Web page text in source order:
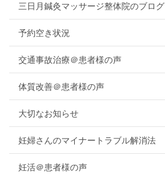
三日月鍼灸マッサージ整体院のブログ
予約空き状況
交通事故治療＠患者様の声
体質改善＠患者様の声
大切なお知らせ
妊婦さんのマイナートラブル解消法
妊活＠患者様の声